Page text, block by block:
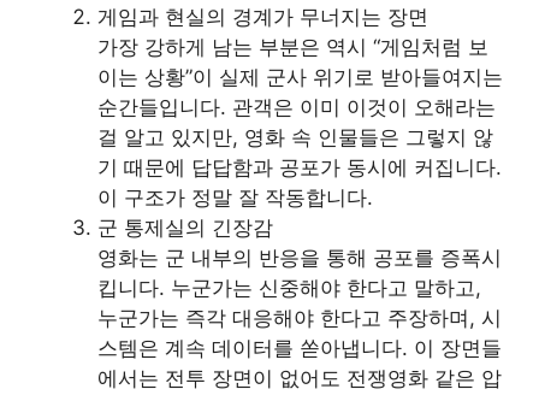
게임과 현실의 경계가 무너지는 장면
가장 강하게 남는 부분은 역시 “게임처럼 보
이는 상황”이 실제 군사 위기로 받아들여지는
순간들입니다. 관객은 이미 이것이 오해라는
걸 알고 있지만, 영화 속 인물들은 그렇지 않
기 때문에 답답함과 공포가 동시에 커집니다.
이 구조가 정말 잘 작동합니다.
군 통제실의 긴장감
영화는 군 내부의 반응을 통해 공포를 증폭시
킵니다. 누군가는 신중해야 한다고 말하고,
누군가는 즉각 대응해야 한다고 주장하며, 시
스템은 계속 데이터를 쏟아냅니다. 이 장면들
에서는 전투 장면이 없어도 전쟁영화 같은 압